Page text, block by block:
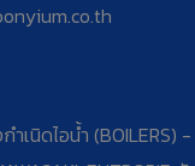
เนิดไอน้ำ (BOILERS)